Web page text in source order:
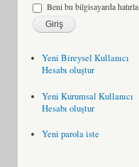
Beni bu bilgisayarda hatırla
Yeni Bireysel Kullanıcı
Hesabı oluştur
Yeni Kurumsal Kullanıcı
Hesabı oluştur
Yeni parola iste